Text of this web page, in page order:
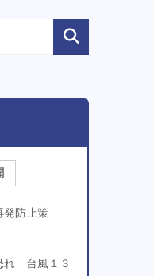
発防止策
れ 台風１３